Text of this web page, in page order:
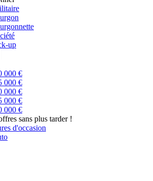
up
000 €
000 €
000 €
000 €
000 €
sans plus tarder !
d'occasion